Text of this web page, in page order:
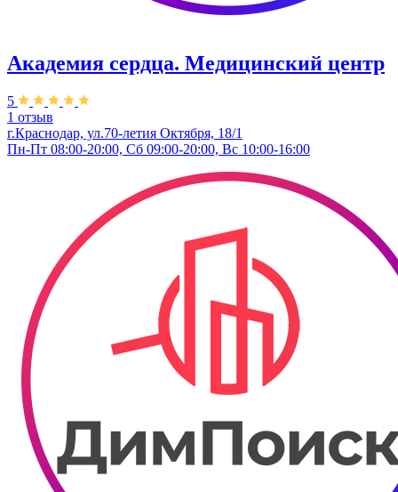
Академия сердца. Медицинский центр
5
1 отзыв
г.Краснодар, ул.70-летия Октября, 18/1
Пн-Пт 08:00-20:00, Сб 09:00-20:00, Вс 10:00-16:00